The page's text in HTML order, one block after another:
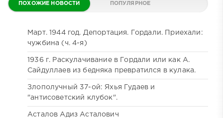
ПОХОЖИЕ НОВОСТИ ПОПУЛЯРНОЕ
Март. 1944 год. Депортация. Гордали. Приехали:
чужбина (ч. 4-я)
1936 г. Раскулачивание в Гордали или как А.
Сайдуллаев из бедняка превратился в кулака.
Злополучный 37-ой: Яхья Гудаев и
"антисоветский клубок".
Асталов Адиз Асталович